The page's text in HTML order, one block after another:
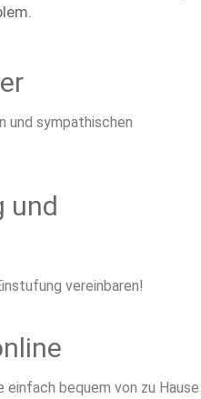
und sympathischen
und
vereinbaren!
einfach bequem von zu Hause